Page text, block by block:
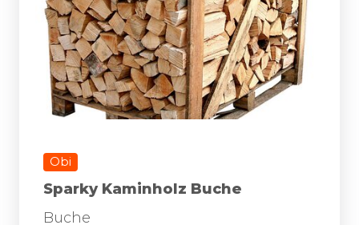
Obi
Sparky Kaminholz Buche
Buche